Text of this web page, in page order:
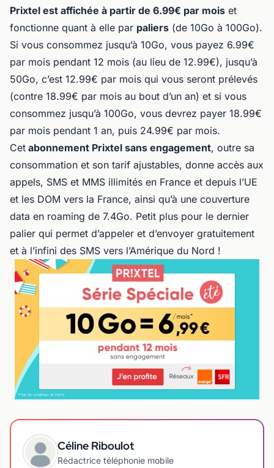
Prixtel est affichée à partir de 6.99€ par mois et
fonctionne quant à elle par paliers (de 10Go à 100Go).
Si vous consommez jusqu’à 10Go, vous payez 6.99€
par mois pendant 12 mois (au lieu de 12.99€), jusqu’à
50Go, c’est 12.99€ par mois qui vous seront prélevés
(contre 18.99€ par mois au bout d’un an) et si vous
consommez jusqu’à 100Go, vous devrez payer 18.99€
par mois pendant 1 an, puis 24.99€ par mois.
Cet abonnement Prixtel sans engagement, outre sa
consommation et son tarif ajustables, donne accès aux
appels, SMS et MMS illimités en France et depuis l’UE
et les DOM vers la France, ainsi qu’à une couverture
data en roaming de 7.4Go. Petit plus pour le dernier
palier qui permet d’appeler et d’envoyer gratuitement
et à l’infini des SMS vers l’Amérique du Nord !
Céline Riboulot
Rédactrice téléphonie mobile